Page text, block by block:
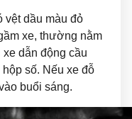
vệt dầu màu đỏ
xe, thường nằm
dẫn động cầu
số. Nếu xe đỗ
buổi sáng.